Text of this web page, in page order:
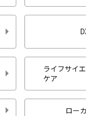
ライフサイ
ケア
ロー